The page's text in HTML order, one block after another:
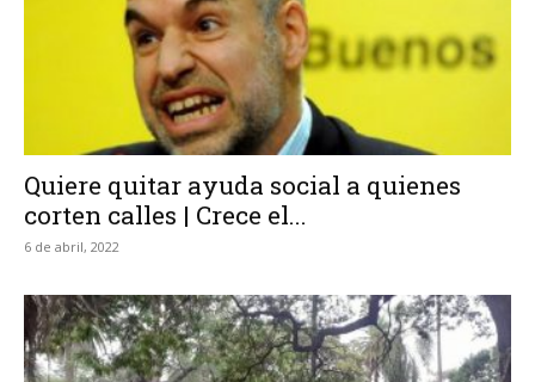
Quiere quitar ayuda social a quienes
corten calles | Crece el...
6 de abril, 2022